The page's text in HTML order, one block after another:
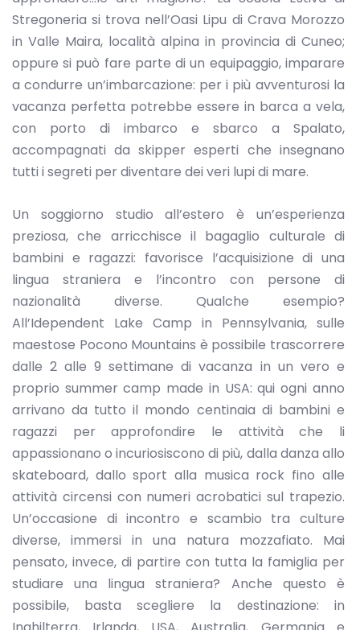
Stregoneria si trova nell’Oasi Lipu di Crava Morozzo
in Valle Maira, località alpina in provincia di Cuneo;
oppure si può fare parte di un equipaggio, imparare
a condurre un’imbarcazione: per i più avventurosi la
vacanza perfetta potrebbe essere in barca a vela,
con porto di imbarco e sbarco a Spalato,
accompagnati da skipper esperti che insegnano
tutti i segreti per diventare dei veri lupi di mare.
Un soggiorno studio all’estero è un’esperienza
preziosa, che arricchisce il bagaglio culturale di
bambini e ragazzi: favorisce l’acquisizione di una
lingua straniera e l’incontro con persone di
nazionalità diverse. Qualche esempio?
All’Idependent Lake Camp in Pennsylvania, sulle
maestose Pocono Mountains è possibile trascorrere
dalle 2 alle 9 settimane di vacanza in un vero e
proprio summer camp made in USA: qui ogni anno
arrivano da tutto il mondo centinaia di bambini e
ragazzi per approfondire le attività che li
appassionano o incuriosiscono di più, dalla danza allo
skateboard, dallo sport alla musica rock fino alle
attività circensi con numeri acrobatici sul trapezio.
Un’occasione di incontro e scambio tra culture
diverse, immersi in una natura mozzafiato. Mai
pensato, invece, di partire con tutta la famiglia per
studiare una lingua straniera? Anche questo è
possibile, basta scegliere la destinazione: in